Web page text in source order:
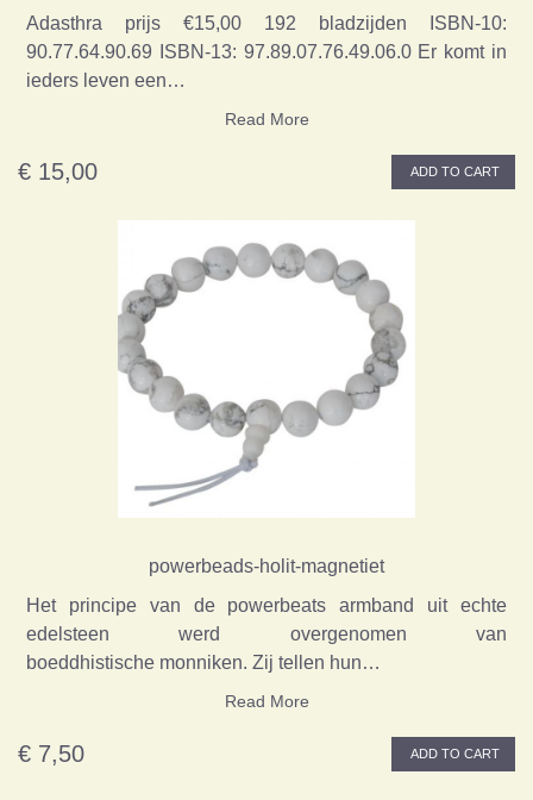
Adasthra prijs €15,00 192 bladzijden ISBN-10:
90.77.64.90.69 ISBN-13: 97.89.07.76.49.06.0 Er komt in
ieders leven een…
Read More
€ 15,00 ADD TO CART
powerbeads-holit-magnetiet
Het principe van de powerbeats armband uit echte
edelsteen werd overgenomen van
boeddhistische monniken. Zij tellen hun…
Read More
€ 7,50 ADD TO CART